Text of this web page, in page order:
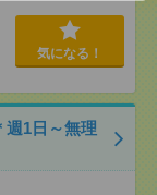
気になる！
週1日～無理